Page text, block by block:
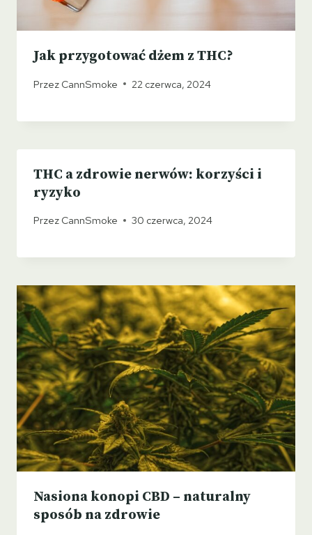
Jak przygotować dżem z THC?
Przez CannSmoke 22 czerwca, 2024
THC a zdrowie nerwów: korzyści i
ryzyko
Przez CannSmoke 30 czerwca, 2024
Nasiona konopi CBD – naturalny
sposób na zdrowie